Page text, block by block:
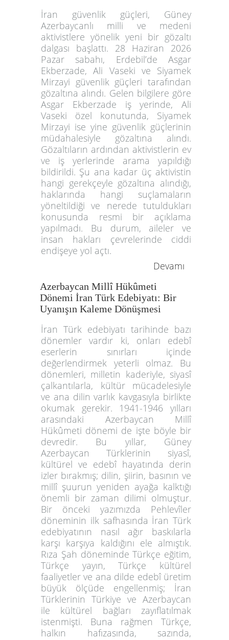
İran güvenlik güçleri, Güney
Azerbaycanlı milli ve medeni
aktivistlere yönelik yeni bir gözaltı
dalgası başlattı. 28 Haziran 2026
Pazar sabahı, Erdebil’de Asgar
Ekberzade, Ali Vaseki ve Siyamek
Mirzayi güvenlik güçleri tarafından
gözaltına alındı. Gelen bilgilere göre
Asgar Ekberzade iş yerinde, Ali
Vaseki özel konutunda, Siyamek
Mirzayi ise yine güvenlik güçlerinin
müdahalesiyle gözaltına alındı.
Gözaltıların ardından aktivistlerin ev
ve iş yerlerinde arama yapıldığı
bildirildi. Şu ana kadar üç aktivistin
hangi gerekçeyle gözaltına alındığı,
haklarında hangi suçlamaların
yöneltildiği ve nerede tutuldukları
konusunda resmi bir açıklama
yapılmadı. Bu durum, aileler ve
insan hakları çevrelerinde ciddi
endişeye yol açtı.
Devamı
Azerbaycan Millî Hükûmeti
Dönemi İran Türk Edebiyatı: Bir
Uyanışın Kaleme Dönüşmesi
İran Türk edebiyatı tarihinde bazı
dönemler vardır ki, onları edebî
eserlerin sınırları içinde
değerlendirmek yeterli olmaz. Bu
dönemleri, milletin kaderiyle, siyasî
çalkantılarla, kültür mücadelesiyle
ve ana dilin varlık kavgasıyla birlikte
okumak gerekir. 1941-1946 yılları
arasındaki Azerbaycan Millî
Hükûmeti dönemi de işte böyle bir
devredir. Bu yıllar, Güney
Azerbaycan Türklerinin siyasî,
kültürel ve edebî hayatında derin
izler bırakmış; dilin, şiirin, basının ve
millî şuurun yeniden ayağa kalktığı
önemli bir zaman dilimi olmuştur.
Bir önceki yazımızda Pehlevîler
döneminin ilk safhasında İran Türk
edebiyatının nasıl ağır baskılarla
karşı karşıya kaldığını ele almıştık.
Rıza Şah döneminde Türkçe eğitim,
Türkçe yayın, Türkçe kültürel
faaliyetler ve ana dilde edebî üretim
büyük ölçüde engellenmiş; İran
Türklerinin Türkiye ve Azerbaycan
ile kültürel bağları zayıflatılmak
istenmişti. Buna rağmen Türkçe,
halkın hafızasında, sazında,